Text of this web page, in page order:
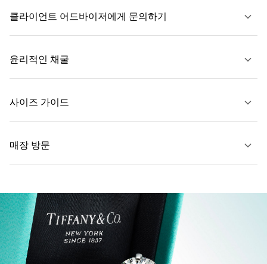
자세히 보기
클라이언트 어드바이저에게 문의하기
윤리적인 채굴
사이즈 가이드
자세히 보기
매장 방문
가까운 매장 찾기